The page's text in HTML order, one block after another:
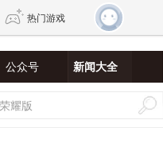
热门游戏
公众号 新闻大全